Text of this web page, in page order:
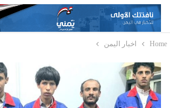
Home اخبار اليمن